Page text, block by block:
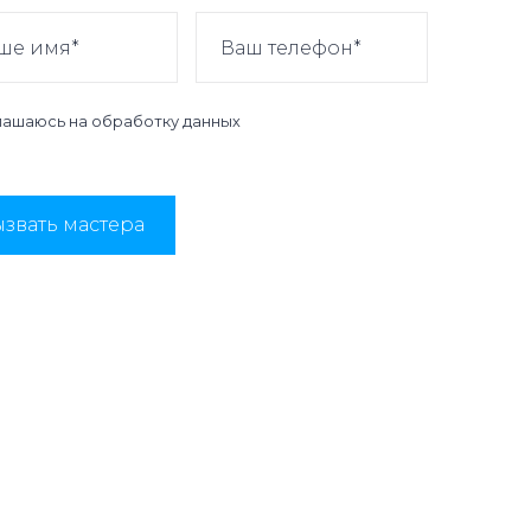
на обработку данных
мастера